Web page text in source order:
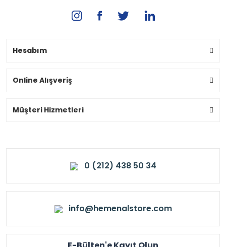
Hesabım
Online Alışveriş
Müşteri Hizmetleri
0 (212) 438 50 34
info@hemenalstore.com